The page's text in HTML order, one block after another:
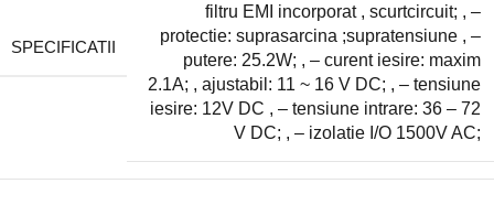
SPECIFICATII
filtru EMI incorporat , scurtcircuit; , –
protectie: suprasarcina ;supratensiune , –
putere: 25.2W; , – curent iesire: maxim
2.1A; , ajustabil: 11 ~ 16 V DC; , – tensiune
iesire: 12V DC , – tensiune intrare: 36 – 72
V DC; , – izolatie I/O 1500V AC;